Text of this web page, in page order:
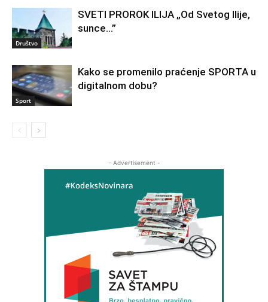
Društvo
SVETI PROROK ILIJA „Od Svetog Ilije,
sunce…”
Sport
Kako se promenilo praćenje SPORTA u
digitalnom dobu?
- Advertisement -